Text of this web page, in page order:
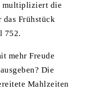
multipliziert die
Frühstück
752.
mehr Freude
Die
Mahlzeiten